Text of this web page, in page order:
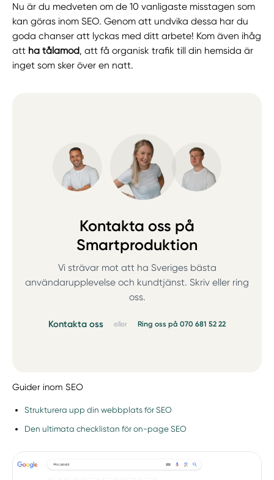
Nu är du medveten om de 10 vanligaste misstagen som
kan göras inom SEO. Genom att undvika dessa har du
goda chanser att lyckas med ditt arbete! Kom även ihåg
att ha tålamod, att få organisk trafik till din hemsida är
inget som sker över en natt.
Kontakta oss på
Smartproduktion
Vi strävar mot att ha Sveriges bästa
användarupplevelse och kundtjänst. Skriv eller ring
oss.
Kontakta oss eller Ring oss på 070 681 52 22
Guider inom SEO
Strukturera upp din webbplats för SEO
Den ultimata checklistan för on-page SEO